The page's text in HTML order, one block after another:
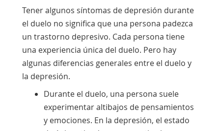
Tener algunos síntomas de depresión durante
el duelo no significa que una persona padezca
un trastorno depresivo. Cada persona tiene
una experiencia única del duelo. Pero hay
algunas diferencias generales entre el duelo y
la depresión.
Durante el duelo, una persona suele
experimentar altibajos de pensamientos
y emociones. En la depresión, el estado